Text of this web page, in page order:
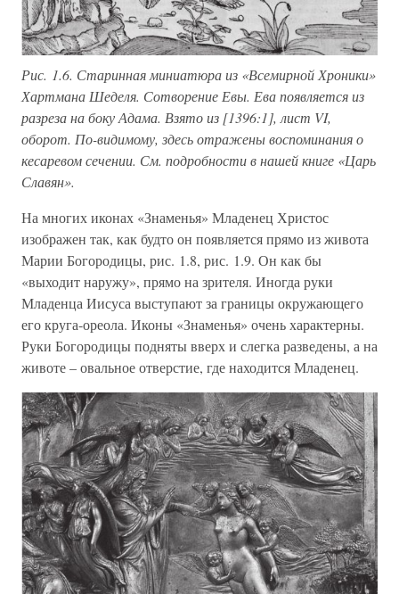
Рис. 1.6. Старинная миниатюра из «Всемирной Хроники»
Хартмана Шеделя. Сотворение Евы. Ева появляется из
разреза на боку Адама. Взято из [1396:1], лист VI,
оборот. По-видимому, здесь отражены воспоминания о
кесаревом сечении. См. подробности в нашей книге «Царь
Славян».
На многих иконах «Знаменья» Младенец Христос
изображен так, как будто он появляется прямо из живота
Марии Богородицы, рис. 1.8, рис. 1.9. Он как бы
«выходит наружу», прямо на зрителя. Иногда руки
Младенца Иисуса выступают за границы окружающего
его круга-ореола. Иконы «Знаменья» очень характерны.
Руки Богородицы подняты вверх и слегка разведены, а на
животе – овальное отверстие, где находится Младенец.